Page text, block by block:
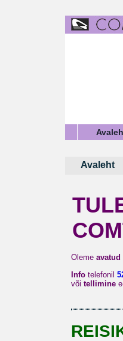
Avaleht
Oleme avatud
Infotelefonil
või tellimine